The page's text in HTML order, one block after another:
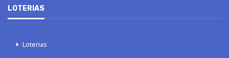
LOTERIAS
Loterias